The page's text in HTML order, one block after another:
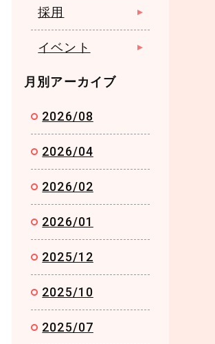
採用
イベント
月別アーカイブ
2026/08
2026/04
2026/02
2026/01
2025/12
2025/10
2025/07